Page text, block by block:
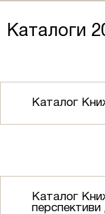
Каталоги
Каталог
Каталог
перспективи